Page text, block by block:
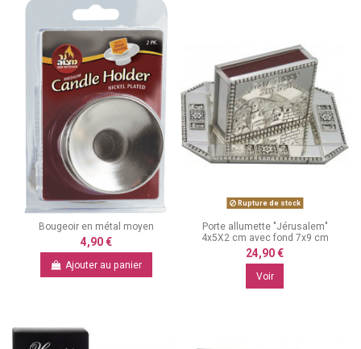
Bougeoir en métal moyen
4,90 €
Ajouter au panier
Rupture de stock
Porte allumette "Jérusalem"
4x5X2 cm avec fond 7x9 cm
24,90 €
Voir